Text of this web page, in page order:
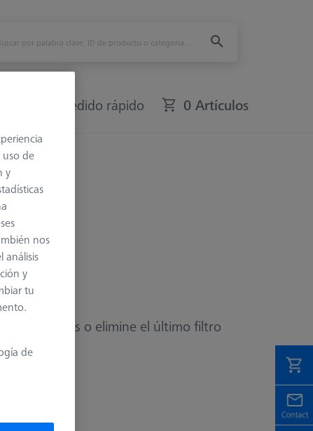
Pedido rápido 0 Artículos
los filtros o elimine el último filtro
de
y
nos
análisis
y
tu
de